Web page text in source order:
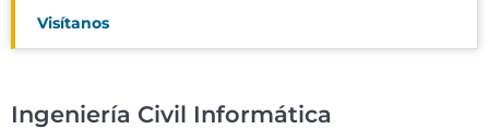
Visítanos
Ingeniería Civil Informática